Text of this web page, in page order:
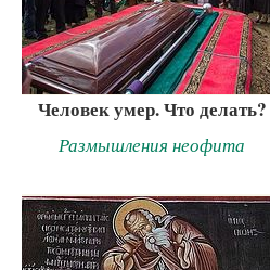
Человек умер. Что делать?
Размышления неофита